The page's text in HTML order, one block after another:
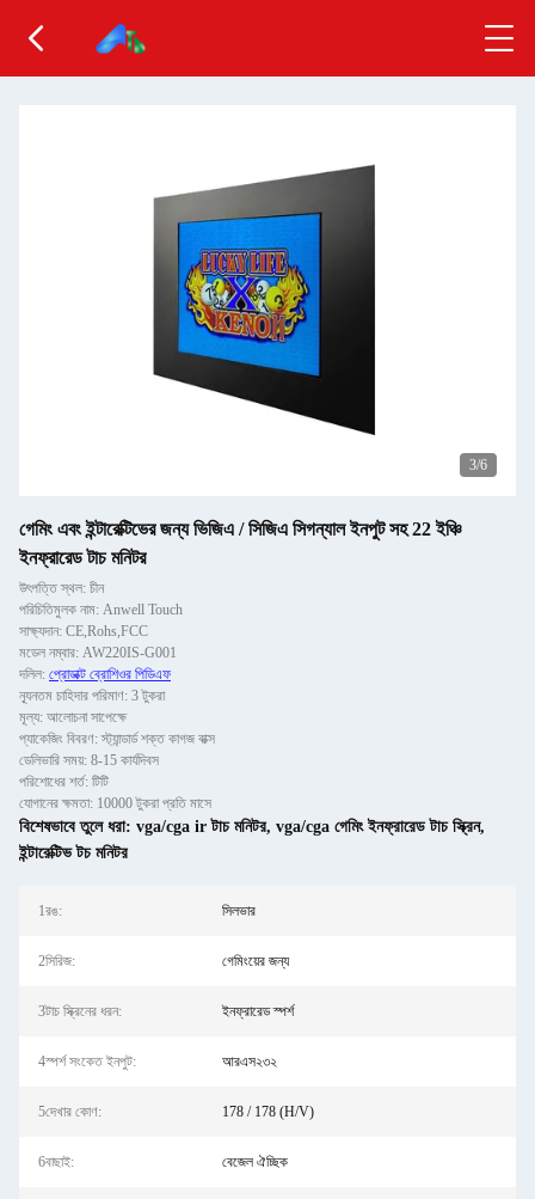
4/6
গেমিং এবং ইন্টারেক্টিভের জন্য ভিজিএ / সিজিএ সিগন্যাল ইনপুট সহ 22 ইঞ্চি
ইনফ্রারেড টাচ মনিটর
উৎপত্তি স্থল: চীন
পরিচিতিমুলক নাম: Anwell Touch
সাক্ষ্যদান: CE,Rohs,FCC
মডেল নম্বার: AW220IS-G001
দলিল: প্রোডাক্ট ব্রোশিওর পিডিএফ
ন্যূনতম চাহিদার পরিমাণ: 3 টুকরা
মূল্য: আলোচনা সাপেক্ষে
প্যাকেজিং বিবরণ: স্ট্যান্ডার্ড শক্ত কাগজ বাক্স
ডেলিভারি সময়: 8-15 কার্যদিবস
পরিশোধের শর্ত: টিটি
যোগানের ক্ষমতা: 10000 টুকরা প্রতি মাসে
বিশেষভাবে তুলে ধরা: vga/cga ir টাচ মনিটর, vga/cga গেমিং ইনফ্রারেড টাচ স্ক্রিন,
ইন্টারেক্টিভ টচ মনিটর
1রঙ: সিলভার
2সিরিজ: গেমিংয়ের জন্য
3টাচ স্ক্রিনের ধরন: ইনফ্রারেড স্পর্শ
4স্পর্শ সংকেত ইনপুট: আরএস২৩২
5দেখার কোণ: 178 / 178 (H/V)
6বাছাই: বেজেল ঐচ্ছিক